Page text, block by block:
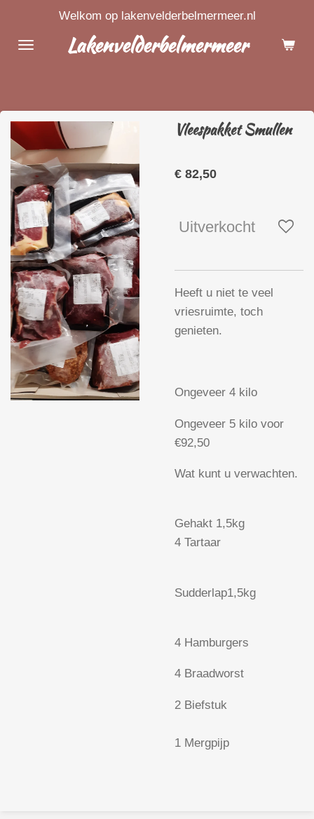
naar
Lakenvelderbelmermeer
Welkom op lakenvelderbelmermeer.nl
Vleespakket Smullen
€ 82,50
Uitverkocht
Heeft u niet te veel
vriesruimte, toch
genieten.
Ongeveer 4 kilo
Ongeveer 5 kilo voor
€92,50
Wat kunt u verwachten.
Gehakt 1,5kg
4 Tartaar
Sudderlap1,5kg
4 Hamburgers
4 Braadworst
2 Biefstuk
1 Mergpijp